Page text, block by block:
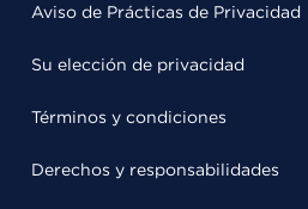
Aviso de Prácticas de Privacidad
Su elección de privacidad
Términos y condiciones
Derechos y responsabilidades